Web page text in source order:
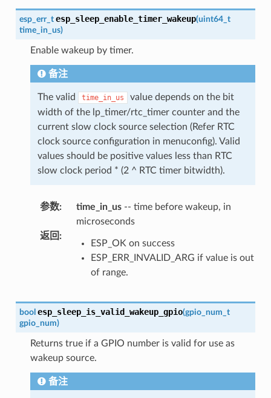
esp_err_t esp_sleep_enable_timer_wakeup(uint64_t
time_in_us)
Enable wakeup by timer.
备注
The valid time_in_us
value depends on the bit
width of the lp_timer/rtc_timer counter and the
current slow clock source selection (Refer RTC
clock source configuration in menuconfig). Valid
values should be positive values less than RTC
slow clock period * (2 ^ RTC timer bitwidth).
参数: time_in_us-- time before wakeup, in
microseconds
返回 :
ESP_OK on success
ESP_ERR_INVALID_ARG if value is out
of range.
bool esp_sleep_is_valid_wakeup_gpio(gpio_num_t
gpio_num)
Returns true if a GPIO number is valid for use as
wakeup source.
备注